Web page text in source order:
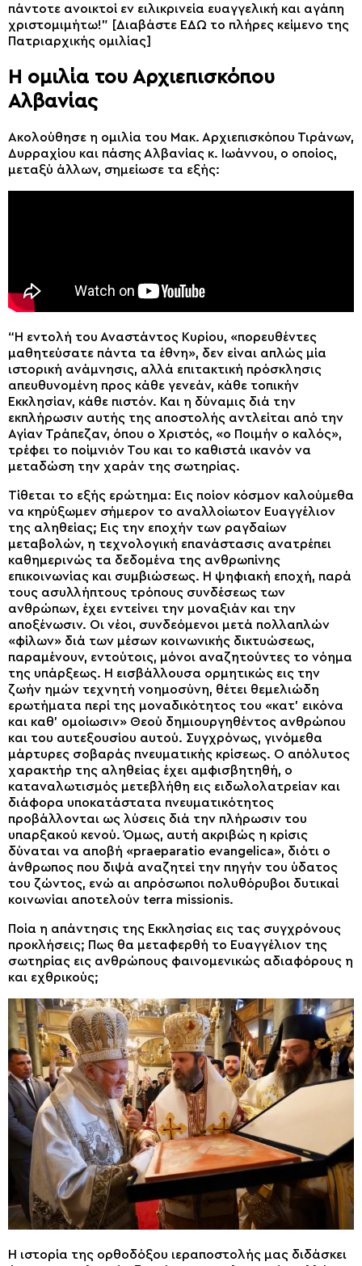
πάντοτε ανοικτοί εν ειλικρινεία ευαγγελική και αγάπη
χριστομιμήτω!” [Διαβάστε ΕΔΩ το πλήρες κείμενο της
Πατριαρχικής ομιλίας]
Η ομιλία του Αρχιεπισκόπου
Αλβανίας
Ακολούθησε η ομιλία του Μακ. Αρχιεπισκόπου Τιράνων,
Δυρραχίου και πάσης Αλβανίας κ. Ιωάννου, ο οποίος,
μεταξύ άλλων, σημείωσε τα εξής:
“Η εντολή του Αναστάντος Κυρίου, «πορευθέντες
μαθητεύσατε πάντα τα έθνη», δεν είναι απλώς μία
ιστορική ανάμνησις, αλλά επιτακτική πρόσκλησις
απευθυνομένη προς κάθε γενεάν, κάθε τοπικήν
Εκκλησίαν, κάθε πιστόν. Και η δύναμις διά την
εκπλήρωσιν αυτής της αποστολής αντλείται από την
Αγίαν Τράπεζαν, όπου ο Χριστός, «ο Ποιμήν ο καλός»,
τρέφει το ποίμνιόν Του και το καθιστά ικανόν να
μεταδώση την χαράν της σωτηρίας.
Τίθεται το εξής ερώτημα: Εις ποίον κόσμον καλούμεθα
να κηρύξωμεν σήμερον το αναλλοίωτον Ευαγγέλιον
της αληθείας; Εις την εποχήν των ραγδαίων
μεταβολών, η τεχνολογική επανάστασις ανατρέπει
καθημερινώς τα δεδομένα της ανθρωπίνης
επικοινωνίας και συμβιώσεως. Η ψηφιακή εποχή, παρά
τους ασυλλήπτους τρόπους συνδέσεως των
ανθρώπων, έχει εντείνει την μοναξιάν και την
αποξένωσιν. Οι νέοι, συνδεόμενοι μετά πολλαπλών
«φίλων» διά των μέσων κοινωνικής δικτυώσεως,
παραμένουν, εντούτοις, μόνοι αναζητούντες το νόημα
της υπάρξεως. Η εισβάλλουσα ορμητικώς εις την
ζωήν ημών τεχνητή νοημοσύνη, θέτει θεμελιώδη
ερωτήματα περί της μοναδικότητος του «κατ’ εικόνα
και καθ’ ομοίωσιν» Θεού δημιουργηθέντος ανθρώπου
και του αυτεξουσίου αυτού. Συγχρόνως, γινόμεθα
μάρτυρες σοβαράς πνευματικής κρίσεως. Ο απόλυτος
χαρακτήρ της αληθείας έχει αμφισβητηθή, ο
καταναλωτισμός μετεβλήθη εις ειδωλολατρείαν και
διάφορα υποκατάστατα πνευματικότητος
προβάλλονται ως λύσεις διά την πλήρωσιν του
υπαρξακού κενού. Όμως, αυτή ακριβώς η κρίσις
δύναται να αποβή «praeparatio evangelica», διότι ο
άνθρωπος που διψά αναζητεί την πηγήν του ύδατος
του ζώντος, ενώ αι απρόσωποι πολυθόρυβοι δυτικαί
κοινωνίαι αποτελούν terra missionis.
Ποία η απάντησις της Εκκλησίας εις τας συγχρόνους
προκλήσεις; Πως θα μεταφερθή το Ευαγγέλιον της
σωτηρίας εις ανθρώπους φαινομενικώς αδιαφόρους η
και εχθρικούς;
Η ιστορία της ορθοδόξου ιεραποστολής μας διδάσκει